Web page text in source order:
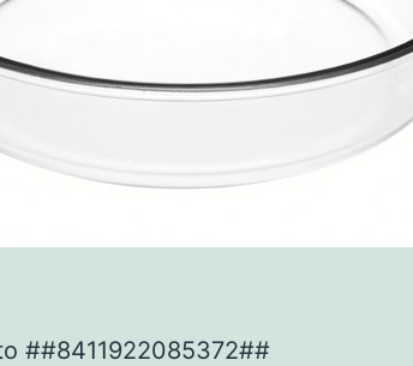
##8411922085372##